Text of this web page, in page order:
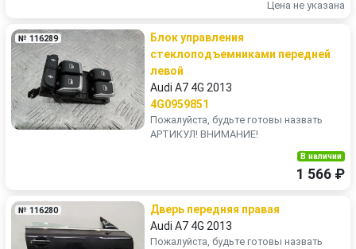
Цена не указана
№ 116289
Блок управления
стеклоподъемниками передней
левой
Audi A7 4G 2013
4G0959851
Пожалуйста, будьте готовы назвать
АРТИКУЛ! ВНИМАНИЕ!
В наличии
1 566 ₽
№ 116280
Дверь передняя правая
Audi A7 4G 2013
Пожалуйста, будьте готовы назвать